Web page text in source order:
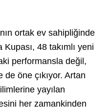
ortak ev sahipliğinde
48 takımlı yeni
performansla değil,
öne çıkıyor. Artan
yayılan
her zamankinden